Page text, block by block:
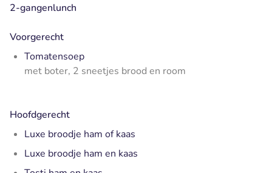
2-gangenlunch
Voorgerecht
Tomatensoep
met boter, 2 sneetjes brood en room
Hoofdgerecht
Luxe broodje ham of kaas
Luxe broodje ham en kaas